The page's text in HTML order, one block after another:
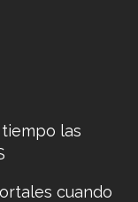
las
cuando